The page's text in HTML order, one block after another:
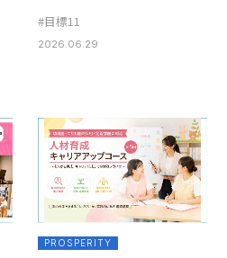
#目標11
2026.06.29
PROSPERITY